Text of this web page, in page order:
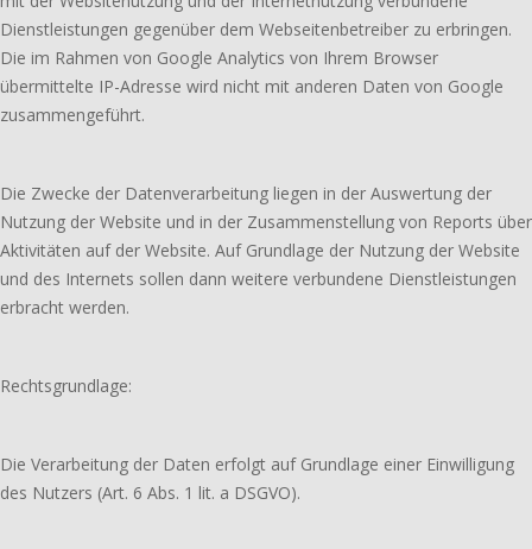
Dienstleistungen gegenüber dem Webseitenbetreiber zu erbringen.
Die im Rahmen von Google Analytics von Ihrem Browser
übermittelte IP-Adresse wird nicht mit anderen Daten von Google
zusammengeführt.
Die Zwecke der Datenverarbeitung liegen in der Auswertung der
Nutzung der Website und in der Zusammenstellung von Reports über
Aktivitäten auf der Website. Auf Grundlage der Nutzung der Website
und des Internets sollen dann weitere verbundene Dienstleistungen
erbracht werden.
Rechtsgrundlage:
Die Verarbeitung der Daten erfolgt auf Grundlage einer Einwilligung
des Nutzers (Art. 6 Abs. 1 lit. a DSGVO).